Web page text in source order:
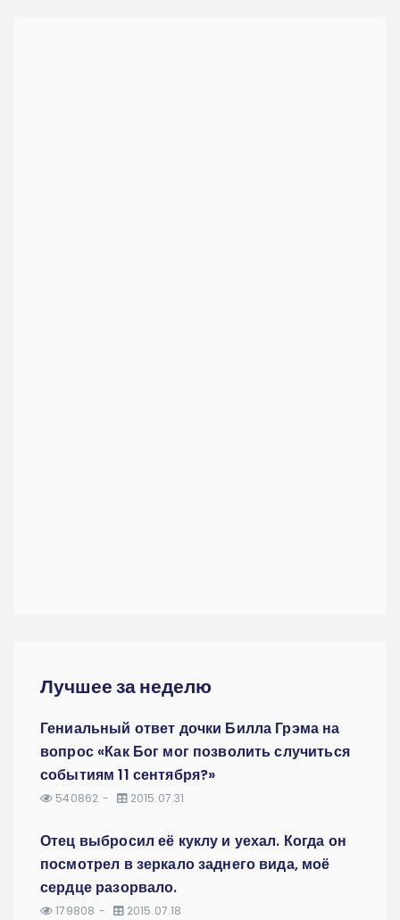
Лучшее за неделю
Гениальный ответ дочки Билла Грэма на
вопрос «Как Бог мог позволить случиться
событиям 11 сентября?»
540862 2015.07.31
Отец выбросил её куклу и уехал. Когда он
посмотрел в зеркало заднего вида, моё
сердце разорвало.
179808 2015.07.18